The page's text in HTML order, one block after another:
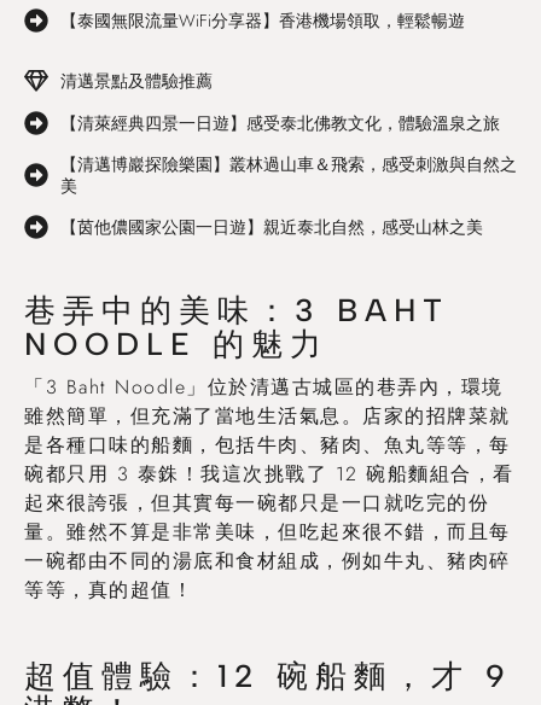
【泰國無限流量WiFi分享器】香港機場領取，輕鬆暢遊
清邁景點及體驗推薦
【清萊經典四景一日遊】感受泰北佛教文化，體驗溫泉之旅
【清邁博巖探險樂園】叢林過山車＆飛索，感受刺激與自然之
美
【茵他儂國家公園一日遊】親近泰北自然，感受山林之美
巷弄中的美味：3 BAHT
NOODLE 的魅力
「3 Baht Noodle」位於清邁古城區的巷弄內，環境
雖然簡單，但充滿了當地生活氣息。店家的招牌菜就
是各種口味的船麵，包括牛肉、豬肉、魚丸等等，每
碗都只用 3 泰銖！我這次挑戰了 12 碗船麵組合，看
起來很誇張，但其實每一碗都只是一口就吃完的份
量。雖然不算是非常美味，但吃起來很不錯，而且每
一碗都由不同的湯底和食材組成，例如牛丸、豬肉碎
等等，真的超值！
超值體驗：12 碗船麵，才 9